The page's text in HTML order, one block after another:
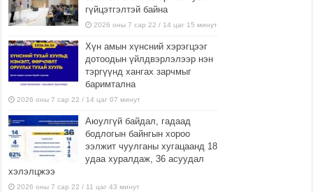
гүйцэтгэлтэй байна
2026 оны 7 сар 22 / 14 цаг 15 минут
Хүн амын хүнсний хэрэгцээг
дотоодын үйлдвэрлэлээр нэн
тэргүүнд хангах зарчмыг
баримтална
2026 оны 7 сар 22 / 14 цаг 07 минут
Аюулгүй байдал, гадаад
бодлогын байнгын хороо
ээлжит чуулганы хугацаанд 18
удаа хуралдаж, 36 асуудал
хэлэлцжээ
2026 оны 7 сар 22 / 11 цаг 43 минут